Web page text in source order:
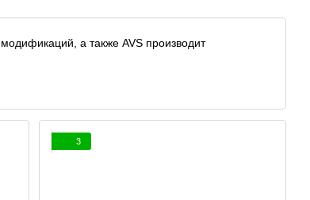
а также AVS производит
3